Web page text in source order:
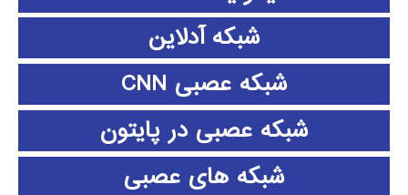
شبکه آدلاین
شبکه عصبی CNN
شبکه عصبی در پایتون
شبکه های عصبی